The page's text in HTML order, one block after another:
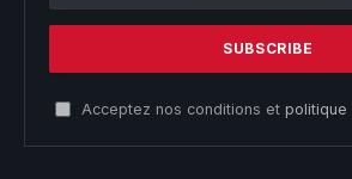
Acceptez nos conditions et politique